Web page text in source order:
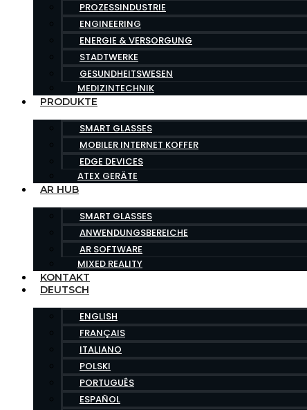
PROZESSINDUSTRIE
ENGINEERING
ENERGIE & VERSORGUNG
STADTWERKE
GESUNDHEITSWESEN
MEDIZINTECHNIK
PRODUKTE
SMART GLASSES
MOBILER INTERNET KOFFER
EDGE DEVICES
ATEX GERÄTE
AR HUB
SMART GLASSES
ANWENDUNGSBEREICHE
AR SOFTWARE
MIXED REALITY
KONTAKT
DEUTSCH
ENGLISH
FRANÇAIS
ITALIANO
POLSKI
PORTUGUÊS
ESPAÑOL